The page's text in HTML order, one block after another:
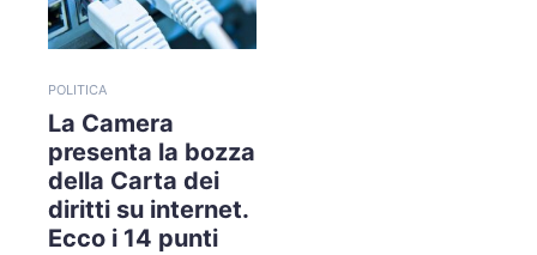
POLITICA
La Camera
presenta la bozza
della Carta dei
diritti su internet.
Ecco i 14 punti